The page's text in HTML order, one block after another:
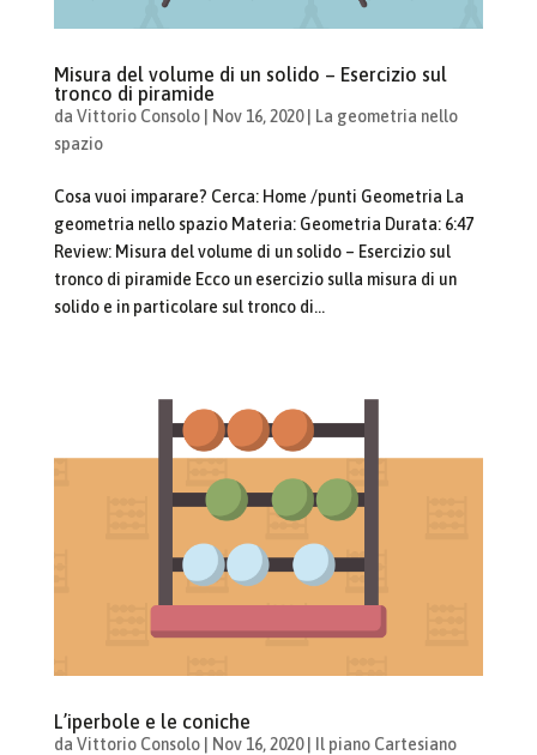
Misura del volume di un solido – Esercizio sul
tronco di piramide
da Vittorio Consolo| Nov 16, 2020|
La geometria nello
spazio
Cosa vuoi imparare? Cerca: Home /punti Geometria La
geometria nello spazio Materia: Geometria Durata: 6:47
Review: Misura del volume di un solido – Esercizio sul
tronco di piramide Ecco un esercizio sulla misura di un
solido e in particolare sul tronco di...
L’iperbole e le coniche
da Vittorio Consolo| Nov 16, 2020| Il piano Cartesiano